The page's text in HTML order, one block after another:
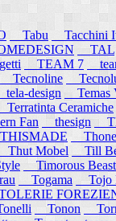
Tabu Tacchini
TAL
TEAM 7
Tecnoline
tela-design Temas
Terratinta Ceramiche
Fan
thesign
Thut Mobel
Till
Timorous
Togama Tojo
Tonon